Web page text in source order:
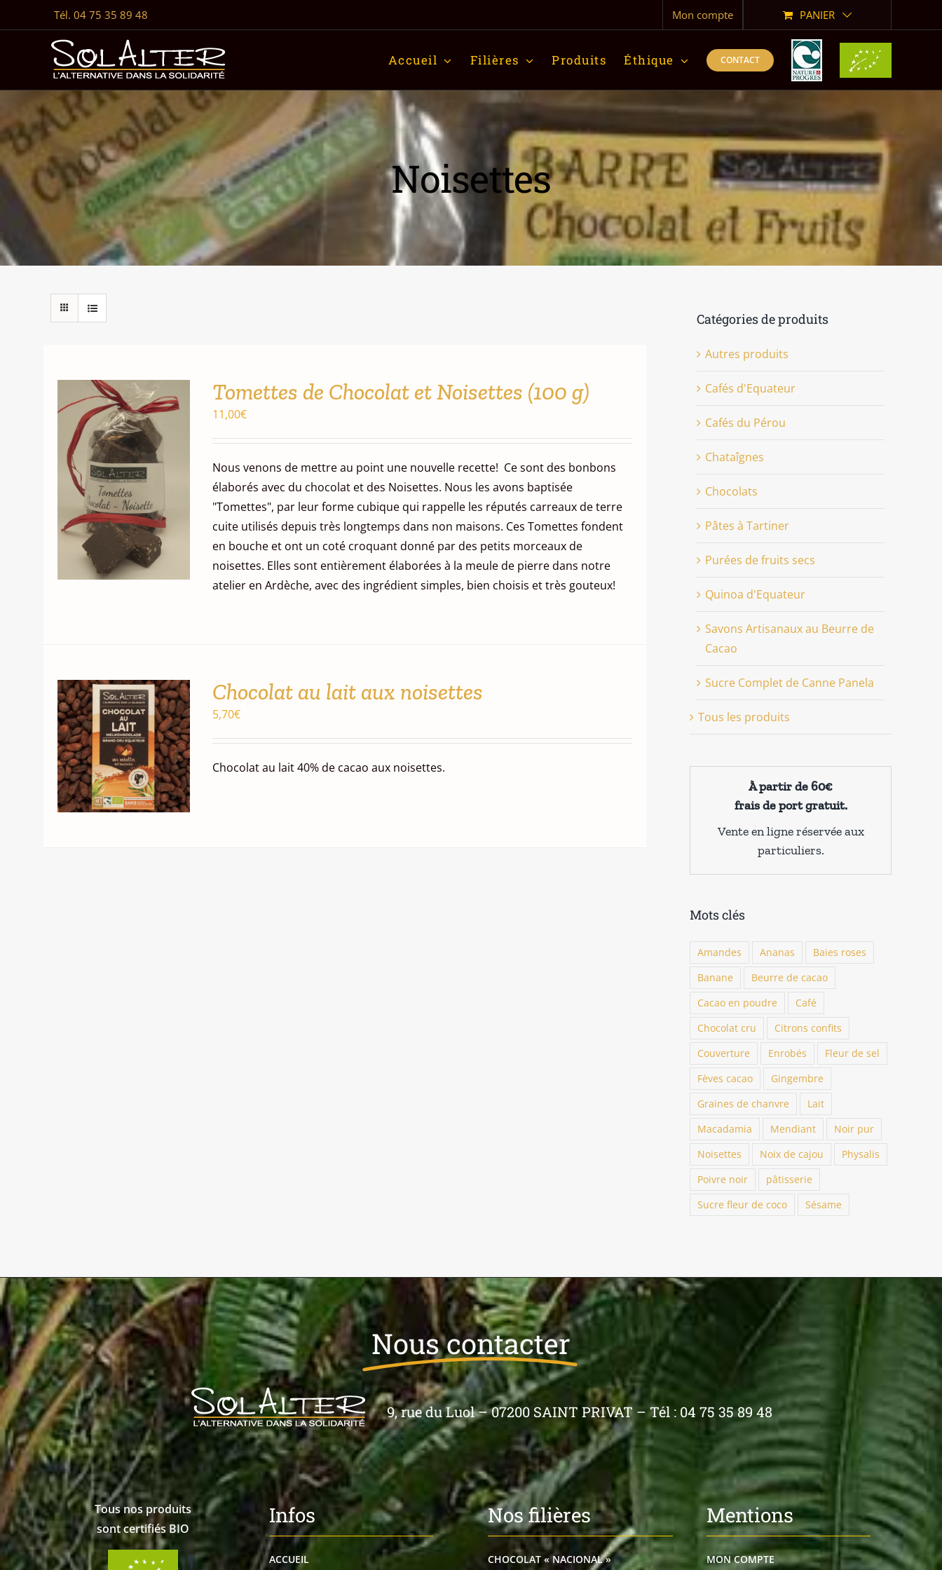
au
Tél. 04 75 35 89 48 Mon compte PANIER
Accueil Filières Produits Éthique CONTACT
Noisettes
PANIER
/ APERÇU
Tomettes de Chocolat et Noisettes (100 g)
11,00€
Nous venons de mettre au point une nouvelle recette! Ce sont des bonbons
élaborés avec du chocolat et des Noisettes. Nous les avons baptisée
"Tomettes", par leur forme cubique qui rappelle les réputés carreaux de terre
cuite utilisés depuis très longtemps dans non maisons. Ces Tomettes fondent
en bouche et ont un coté croquant donné par des petits morceaux de
noisettes. Elles sont entièrement élaborées à la meule de pierre dans notre
atelier en Ardèche, avec des ingrédient simples, bien choisis et très gouteux!
Chocolat au lait aux noisettes
5,70€
Chocolat au lait 40% de cacao aux noisettes.
Catégories de produits
Autres produits
Cafés d'Equateur
Cafés du Pérou
Chataîgnes
Chocolats
Pâtes à Tartiner
Purées de fruits secs
Quinoa d'Equateur
Savons Artisanaux au Beurre de
Cacao
Sucre Complet de Canne Panela
Tous les produits
À partir de 60€
frais de port gratuit.
Vente en ligne réservée aux
particuliers.
Mots clés
Amandes Ananas
Baies roses
Banane
Beurre de cacao
Cacao en poudre
Café
Chocolat cru
Citrons confits
Couverture
Enrobés
Fleur de sel
Fèves cacao
Gingembre
Graines de chanvre
Lait
Macadamia
Mendiant
Noir pur
Noisettes
Noix de cajou
Physalis
Poivre noir
pâtisserie
Sucre fleur de coco
Sésame
Nous contacter
9, rue du Luol – 07200 SAINT PRIVAT – Tél : 04 75 35 89 48
Tous nos produits
sont certifiés BIO
Infos
ACCUEIL
Nos filières
CHOCOLAT « NACIONAL »
Mentions
MON COMPTE